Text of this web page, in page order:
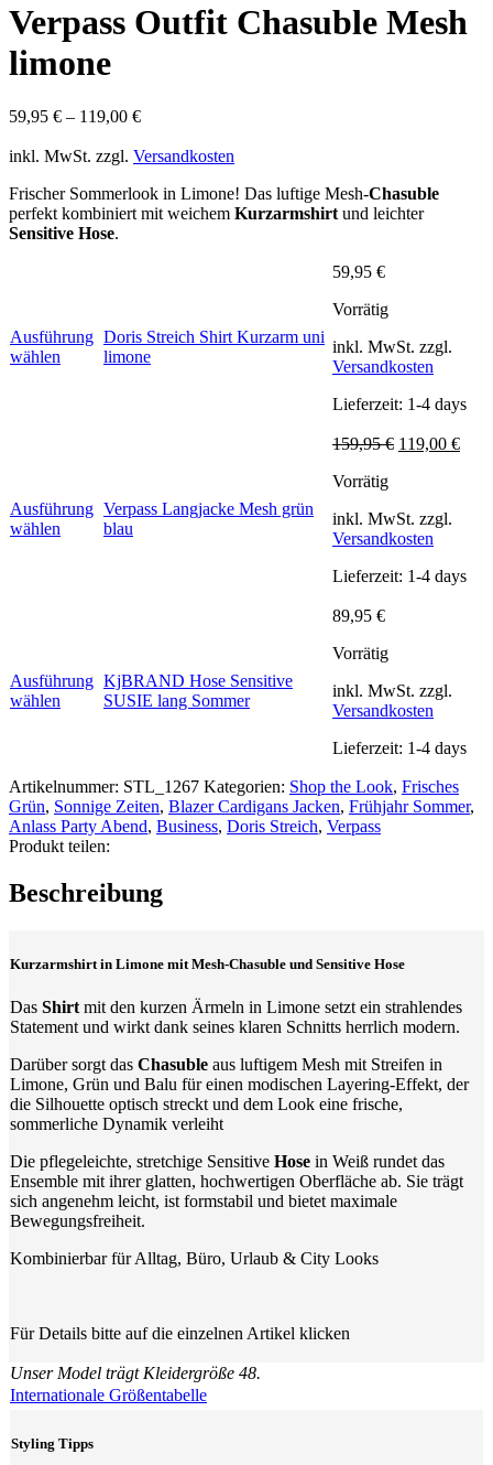
Verpass Outfit Chasuble Mesh
limone
59,95 € – 119,00 €
inkl. MwSt. zzgl. Versandkosten
Frischer Sommerlook in Limone! Das luftige Mesh-Chasuble
perfekt kombiniert mit weichem Kurzarmshirt und leichter
Sensitive Hose.
Ausführung
wählen Dieses
können
auf
Doris Streich Shirt Kurzarm uni
limone
59,95 €
Vorrätig
inkl. MwSt. zzgl.
Versandkosten
Lieferzeit: 1-4 days
Ausführung
wählen Dieses
können
auf
werden
Verpass Langjacke Mesh grün
blau
159,95€ 119,00 €
Vorrätig
inkl. MwSt. zzgl.
Versandkosten
Lieferzeit: 1-4 days
Ausführung
wählen Dieses
Varianten
auf.
Die
Optionen
können
der
werden
KjBRAND Hose Sensitive
SUSIE lang Sommer
89,95 €
Vorrätig
inkl. MwSt. zzgl.
Versandkosten
Lieferzeit: 1-4 days
Artikelnummer: STL_1267 Kategorien: Shop the Look, Frisches
Grün, Sonnige Zeiten, Blazer Cardigans Jacken, Frühjahr Sommer,
Anlass Party Abend, Business, Doris Streich, Verpass
Produkt teilen:
Beschreibung
Kurzarmshirt in Limone mit Mesh-Chasuble und Sensitive Hose
Das Shirtmit den kurzen Ärmeln in Limone setzt ein strahlendes
Statement und wirkt dank seines klaren Schnitts herrlich modern.
Darüber sorgt das Chasuble aus luftigem Mesh mit Streifen in
Limone, Grün und Balu für einen modischen Layering-Effekt, der
die Silhouette optisch streckt und dem Look eine frische,
sommerliche Dynamik verleiht
Die pflegeleichte, stretchige Sensitive Hose in Weiß rundet das
Ensemble mit ihrer glatten, hochwertigen Oberfläche ab. Sie trägt
sich angenehm leicht, ist formstabil und bietet maximale
Bewegungsfreiheit.
Kombinierbar für Alltag, Büro, Urlaub & City Looks
Für Details bitte auf die einzelnen Artikel klicken
Unser Model trägt Kleidergröße 48.
Internationale Größentabelle
Styling Tipps